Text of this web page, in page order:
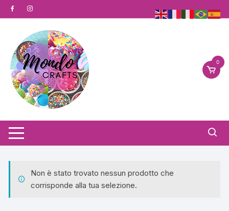
al
0
Non è stato trovato nessun prodotto che
corrisponde alla tua selezione.